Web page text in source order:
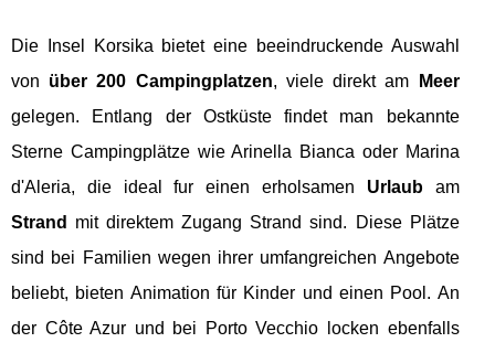
Die Insel Korsika bietet eine beeindruckende Auswahl
von über 200 Campingplatzen, viele direkt am
Meer
gelegen. Entlang der Ostküste findet man bekannte
Sterne Campingplätze wie Arinella Bianca oder Marina
d'Aleria, die ideal fur einen erholsamen Urlaubam
Strand
mit direktem Zugang Strand sind. Diese Plätze
sind bei Familien wegen ihrer umfangreichen Angebote
beliebt, bieten Animation für Kinder und einen Pool. An
der Côte Azur und bei Porto Vecchio locken ebenfalls